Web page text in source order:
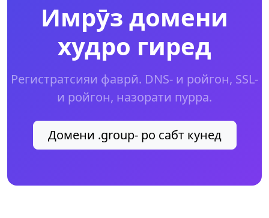
Имрӯз домени
худро гиред
Регистратсияи фаврӣ. DNS- и ройгон, SSL-
и ройгон, назорати пурра.
Домени .group- ро сабт кунед